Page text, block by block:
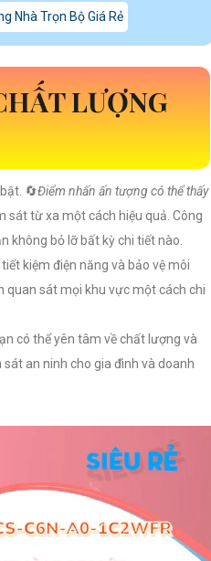
Nhà Trọn Bộ Giá Rẻ
LƯỢNG
🔄Điểm nhấn ấn tượng có thể thấy
sát từ xa một cách hiệu quả. Công
không bỏ lỡ bất kỳ chi tiết nào.
kiệm điện năng và bảo vệ môi
quan sát mọi khu vực một cách chi
có thể yên tâm về chất lượng và
an ninh cho gia đình và doanh